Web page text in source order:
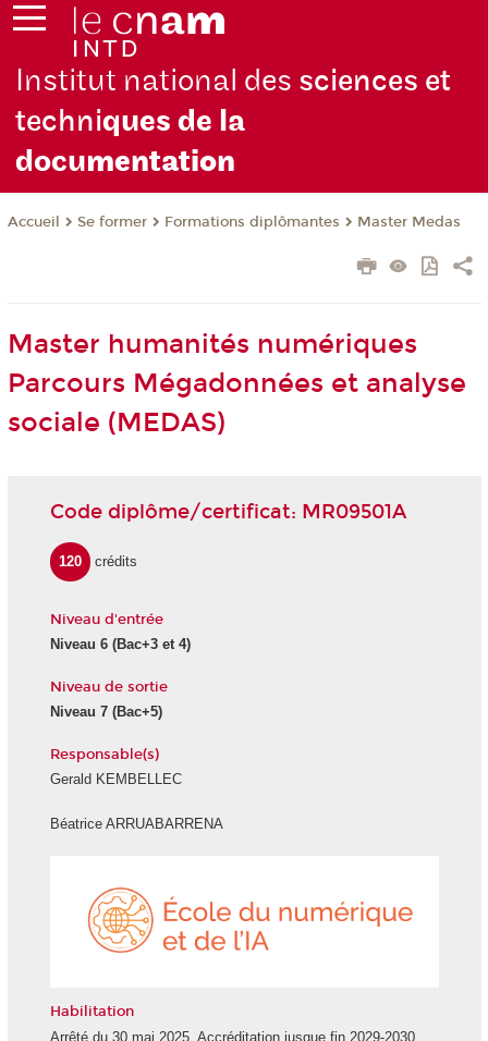
Institut national des sciences et
techniques de la
documentation
Accueil Se former Formations diplômantes Master Medas
Master humanités numériques
Parcours Mégadonnées et analyse
sociale (MEDAS)
Code diplôme/certificat: MR09501A
120 crédits
Niveau d'entrée
Niveau 6(Bac+3 et 4)
Niveau de sortie
Niveau 7(Bac+5)
Responsable(s)
Gerald KEMBELLEC
Béatrice ARRUABARRENA
Habilitation
Arrêté du 30 mai 2025. Accréditation jusque fin 2029-2030.